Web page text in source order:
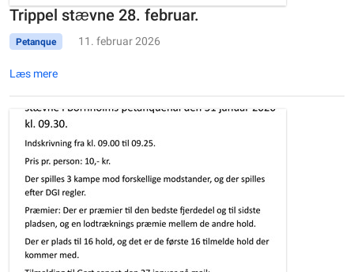
Trippel stævne 28. februar.
Petanque 11. februar 2026
Læs mere